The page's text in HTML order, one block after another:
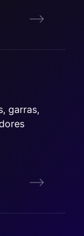
garras,